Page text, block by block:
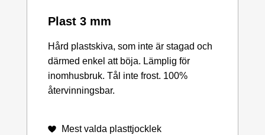
Plast 3 mm
Hård plastskiva, som inte är stagad och
därmed enkel att böja. Lämplig för
inomhusbruk. Tål inte frost. 100%
återvinningsbar.
Mest valda plasttjocklek